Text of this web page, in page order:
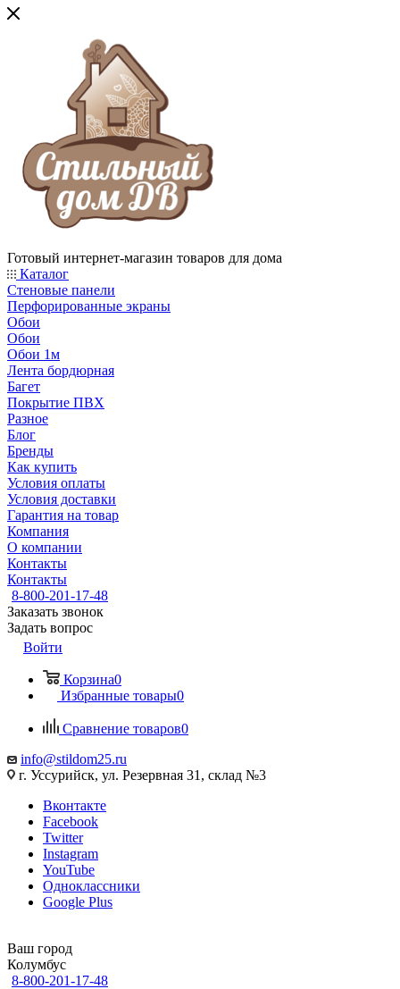
Готовый интернет-магазин товаров для дома
Каталог
Стеновые панели
Перфорированные экраны
Обои
Обои
Обои 1м
Лента бордюрная
Багет
Покрытие ПВХ
Разное
Блог
Бренды
Как купить
Условия оплаты
Условия доставки
Гарантия на товар
Компания
О компании
Контакты
Контакты
8-800-201-17-48
Заказать звонок
Задать вопрос
Войти
Корзина0
Избранные товары0
Сравнение товаров0
info@stildom25.ru
г. Уссурийск, ул. Резервная 31, склад №3
Вконтакте
Facebook
Twitter
Instagram
YouTube
Одноклассники
Google Plus
Ваш город
Колумбус
8-800-201-17-48